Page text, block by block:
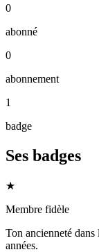
0
abonné
0
abonnement
1
badge
Ses badges
★
Membre fidèle
Ton ancienneté
années.